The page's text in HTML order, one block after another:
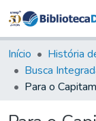
Início História
Busca